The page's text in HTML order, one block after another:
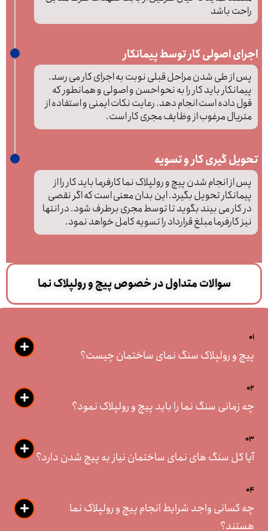
راحت باشد
اجرای اصولی کار توسط پیمانکار
پس از طی شدن مراحل قبلی نوبت به اجرای کار می رسد.
پیمانکار باید کار را به نحو احسن و اصولی و همانطور که
قول داده است انجام دهد. رعایت نکات ایمنی و استفاده از
متریال مرغوب از وظایف مجری کار است.
تحویل گیری کار و تسویه
پس از انجام شدن پیچ و رولپلاک نما کارفرما باید کار را از
پیمانکار تحویل بگیرد. این بدان معنی است که اگر نقصی
در کار می بیند بگوید تا توسط مجری برطرف شود. در انتها
نیز کارفرما مبلغ قرارداد را تسویه کامل خواهد نمود.
سوالات متداول در خصوص پیچ و رولپلاک نما
01
پیچ و رولپلاک سنگ نمای ساختمان چیست؟
02
چه زمانی سنگ نما را باید پیچ و رولپلاک نمود؟
03
آیا کل سنگ های نمای ساختمان نیاز به پیچ شدن دارد؟
04
چه کسانی واجد شرایط انجام پیچ و رولپلاک نما
هستند؟